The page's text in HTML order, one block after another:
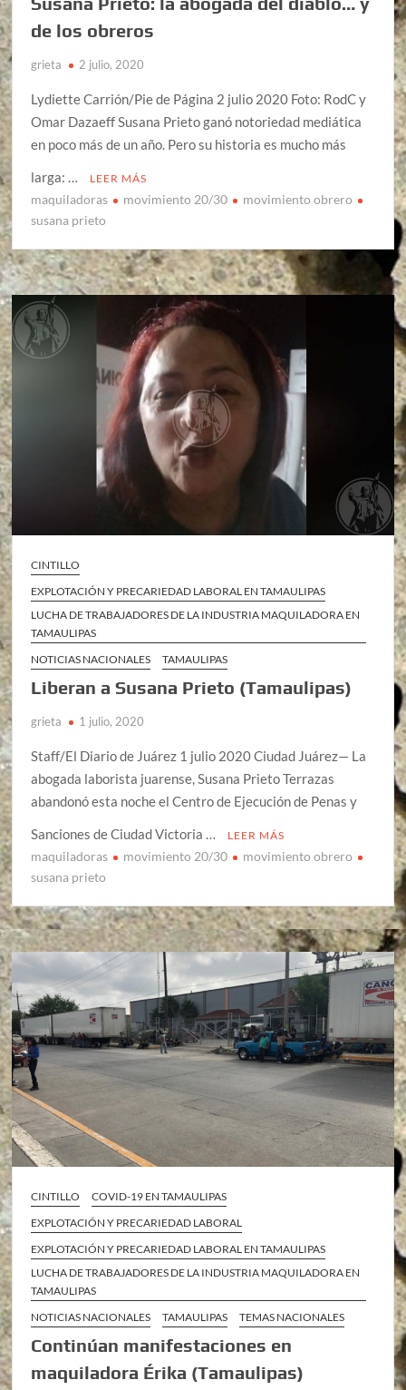
de los obreros
grieta 2 julio, 2020
Lydiette Carrión/Pie de Página 2 julio 2020 Foto: RodC y
Omar Dazaeff Susana Prieto ganó notoriedad mediática
en poco más de un año. Pero su historia es mucho más
larga: …
LEER MÁS
maquiladoras movimiento 20/30
movimiento obrero
susana prieto
CINTILLO
EXPLOTACIÓN Y PRECARIEDAD LABORAL EN TAMAULIPAS
LUCHA DE TRABAJADORES DE LA INDUSTRIA MAQUILADORA EN
TAMAULIPAS
NOTICIAS NACIONALES
TAMAULIPAS
Liberan a Susana Prieto (Tamaulipas)
grieta 1 julio, 2020
Staff/El Diario de Juárez 1 julio 2020 Ciudad Juárez— La
abogada laborista juarense, Susana Prieto Terrazas
abandonó esta noche el Centro de Ejecución de Penas y
Sanciones de Ciudad Victoria …
LEER MÁS
maquiladoras movimiento 20/30
movimiento obrero
susana prieto
CINTILLO
COVID-19 EN TAMAULIPAS
EXPLOTACIÓN Y PRECARIEDAD LABORAL
EXPLOTACIÓN Y PRECARIEDAD LABORAL EN TAMAULIPAS
LUCHA DE TRABAJADORES DE LA INDUSTRIA MAQUILADORA EN
TAMAULIPAS
NOTICIAS NACIONALES
TAMAULIPAS TEMAS NACIONALES
Continúan manifestaciones en
maquiladora Érika (Tamaulipas)